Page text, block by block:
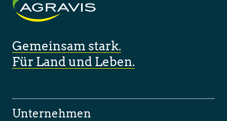
Gemeinsam stark.
Für Land und Leben.
Unternehmen